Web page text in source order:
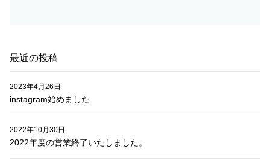
最近の投稿
instagram始めました
2023年4月26日
2022年度の営業終了いたしました。
2022年10月30日